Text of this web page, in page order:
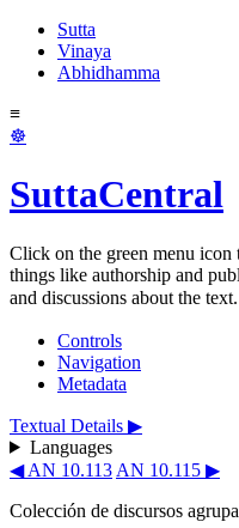
Sutta
Vinaya
Abhidhamma
≡
☸
SuttaCentral
Click on the green menu icon
things like authorship and
and discussions about the text.
Controls
Navigation
Metadata
Textual Details ▶
Languages
◀ AN 10.113 AN 10.115 ▶
Colección de discursos